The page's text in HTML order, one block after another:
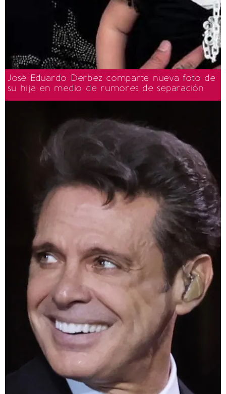
José Eduardo Derbez comparte nueva foto de
su hija en medio de rumores de separación